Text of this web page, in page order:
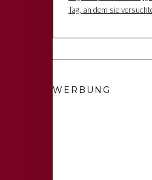
Tag, an dem sie
WERBUNG